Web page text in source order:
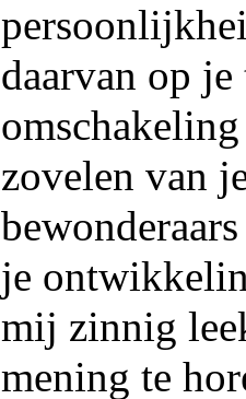
daarvan op
zovelen van
je
mij zinnig
mening te